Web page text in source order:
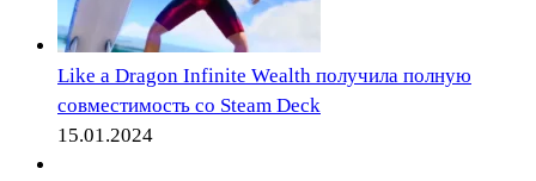
Like a Dragon Infinite Wealth получила полную
совместимость со Steam Deck
15.01.2024